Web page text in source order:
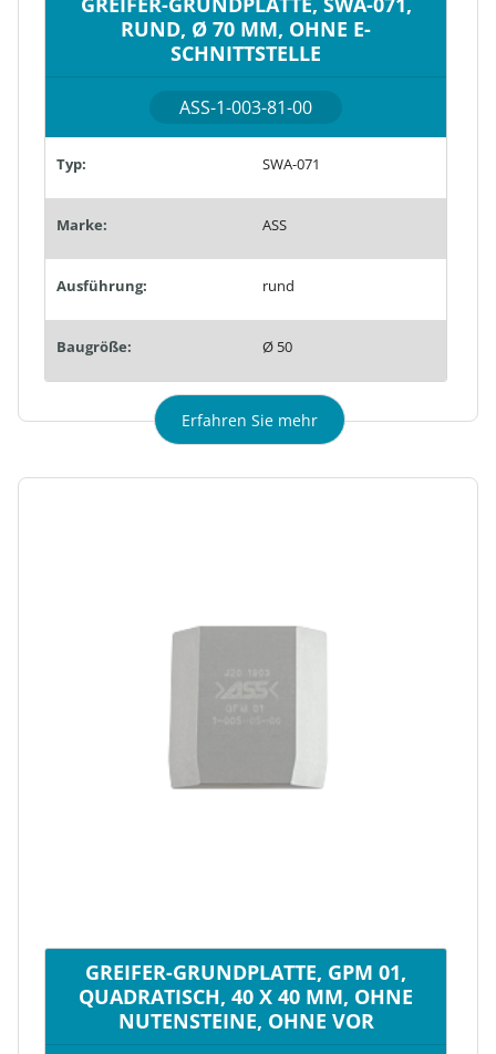
RUND, Ø 70 MM, OHNE E-
SCHNITTSTELLE
ASS-1-003-81-00
Typ: SWA-071
Marke: ASS
Ausführung: rund
Baugröße: Ø 50
Erfahren Sie mehr
GREIFER-GRUNDPLATTE, GPM 01,
QUADRATISCH, 40 X 40 MM, OHNE
NUTENSTEINE, OHNE VOR